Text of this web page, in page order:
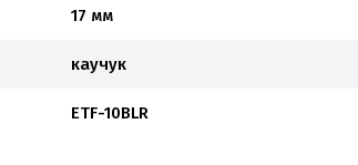
17 мм
каучук
ETF-10BLR